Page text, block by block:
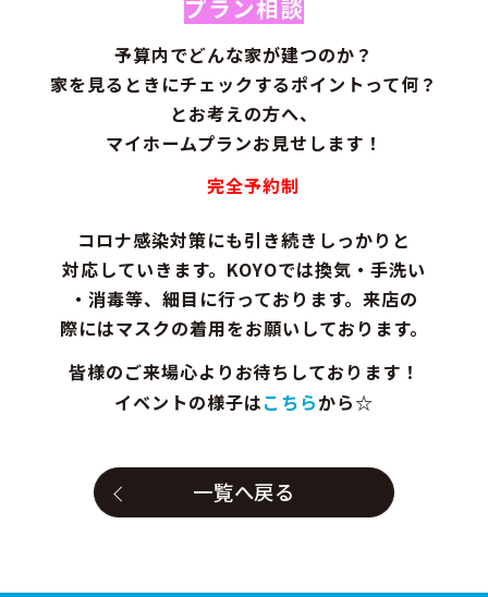
プラン相談
予算内でどんな家が建つのか？
家を見るときにチェックするポイントって何？
とお考えの方へ、
マイホームプランお見せします！
完全予約制
コロナ感染対策にも引き続きしっかりと
対応していきます。KOYOでは換気・手洗い
・消毒等、細目に行っております。来店の
際にはマスクの着用をお願いしております。
皆様のご来場心よりお待ちしております！
イベントの様子はこちらから☆
一覧へ戻る